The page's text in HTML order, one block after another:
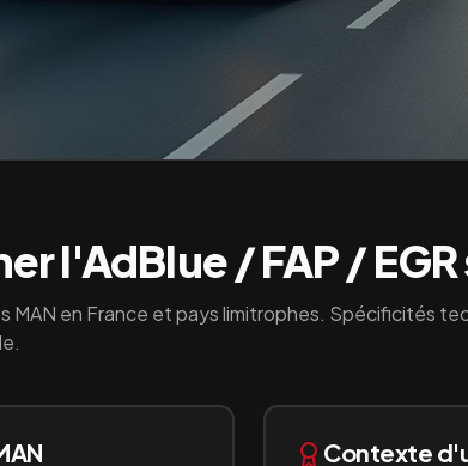
l'AdBlue / FAP / EGR
MAN en France et pays limitrophes. Spécificités
Contexte